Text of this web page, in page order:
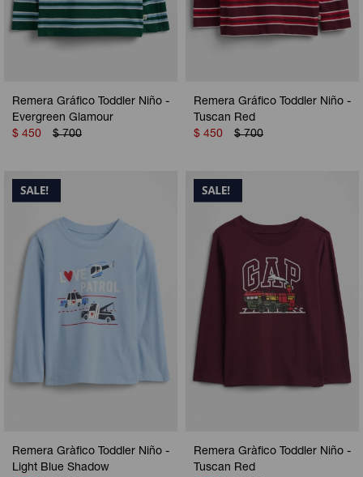
Remera Gráfico Toddler Niño -
Evergreen Glamour
$ 450 $ 700
Remera Gráfico Toddler Niño -
Tuscan Red
$ 450 $ 700
Remera Gràfico Toddler Niño -
Light Blue Shadow
Remera Gràfico Toddler Niño -
Tuscan Red